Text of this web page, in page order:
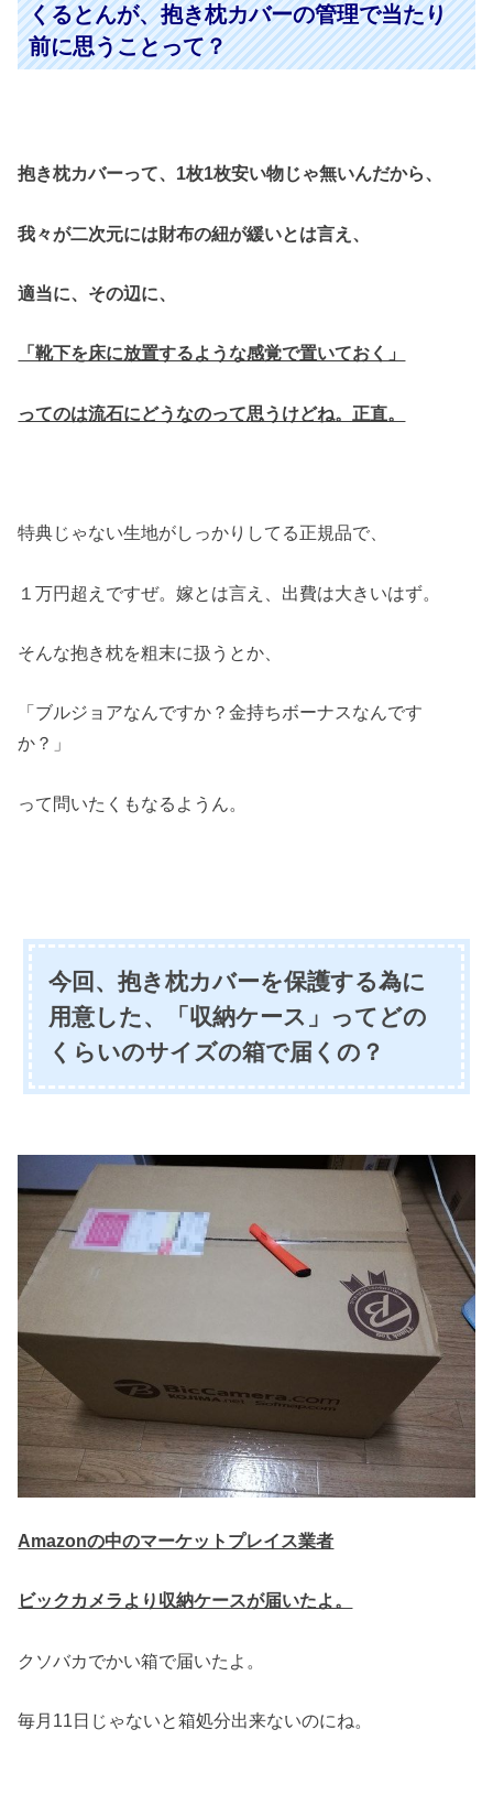
くるとんが、抱き枕カバーの管理で当たり
前に思うことって？
抱き枕カバーって、1枚1枚安い物じゃ無いんだから、
我々が二次元には財布の紐が緩いとは言え、
適当に、その辺に、
「靴下を床に放置するような感覚で置いておく」
ってのは流石にどうなのって思うけどね。正直。
特典じゃない生地がしっかりしてる正規品で、
１万円超えですぜ。嫁とは言え、出費は大きいはず。
そんな抱き枕を粗末に扱うとか、
「ブルジョアなんですか？金持ちボーナスなんです
か？」
って問いたくもなるようん。
今回、抱き枕カバーを保護する為に
用意した、「収納ケース」ってどの
くらいのサイズの箱で届くの？
Amazonの中のマーケットプレイス業者
ビックカメラより収納ケースが届いたよ。
クソバカでかい箱で届いたよ。
毎月11日じゃないと箱処分出来ないのにね。